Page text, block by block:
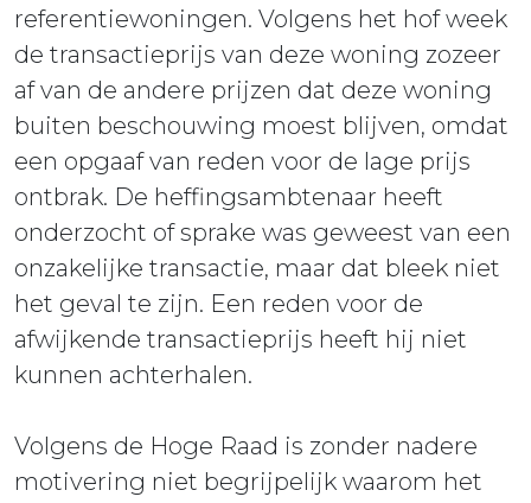
referentiewoningen. Volgens het hof week
de transactieprijs van deze woning zozeer
af van de andere prijzen dat deze woning
buiten beschouwing moest blijven, omdat
een opgaaf van reden voor de lage prijs
ontbrak. De heffingsambtenaar heeft
onderzocht of sprake was geweest van een
onzakelijke transactie, maar dat bleek niet
het geval te zijn. Een reden voor de
afwijkende transactieprijs heeft hij niet
kunnen achterhalen.
Volgens de Hoge Raad is zonder nadere
motivering niet begrijpelijk waarom het